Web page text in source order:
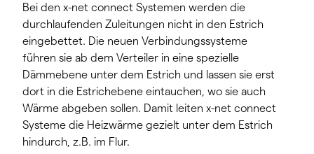
Bei den x-net connect Systemen werden die
durchlaufenden Zuleitungen nicht in den Estrich
eingebettet. Die neuen Verbindungssysteme
führen sie ab dem Verteiler in eine spezielle
Dämmebene unter dem Estrich und lassen sie erst
dort in die Estrichebene eintauchen, wo sie auch
Wärme abgeben sollen. Damit leiten x-net connect
Systeme die Heizwärme gezielt unter dem Estrich
hindurch, z.B. im Flur.